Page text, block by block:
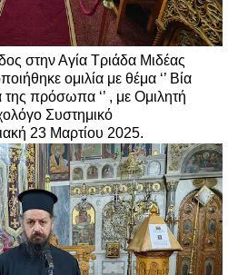
στην Αγία Τριάδα Μιδέας
ομιλία με θέμα ‘’ Βία
της πρόσωπα ‘’ , με Ομιλητή
Συστημικό
23 Μαρτίου 2025.